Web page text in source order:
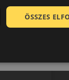
ÖSSZES